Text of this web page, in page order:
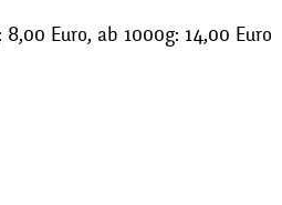
Euro, ab 1000g: 14,00 Euro